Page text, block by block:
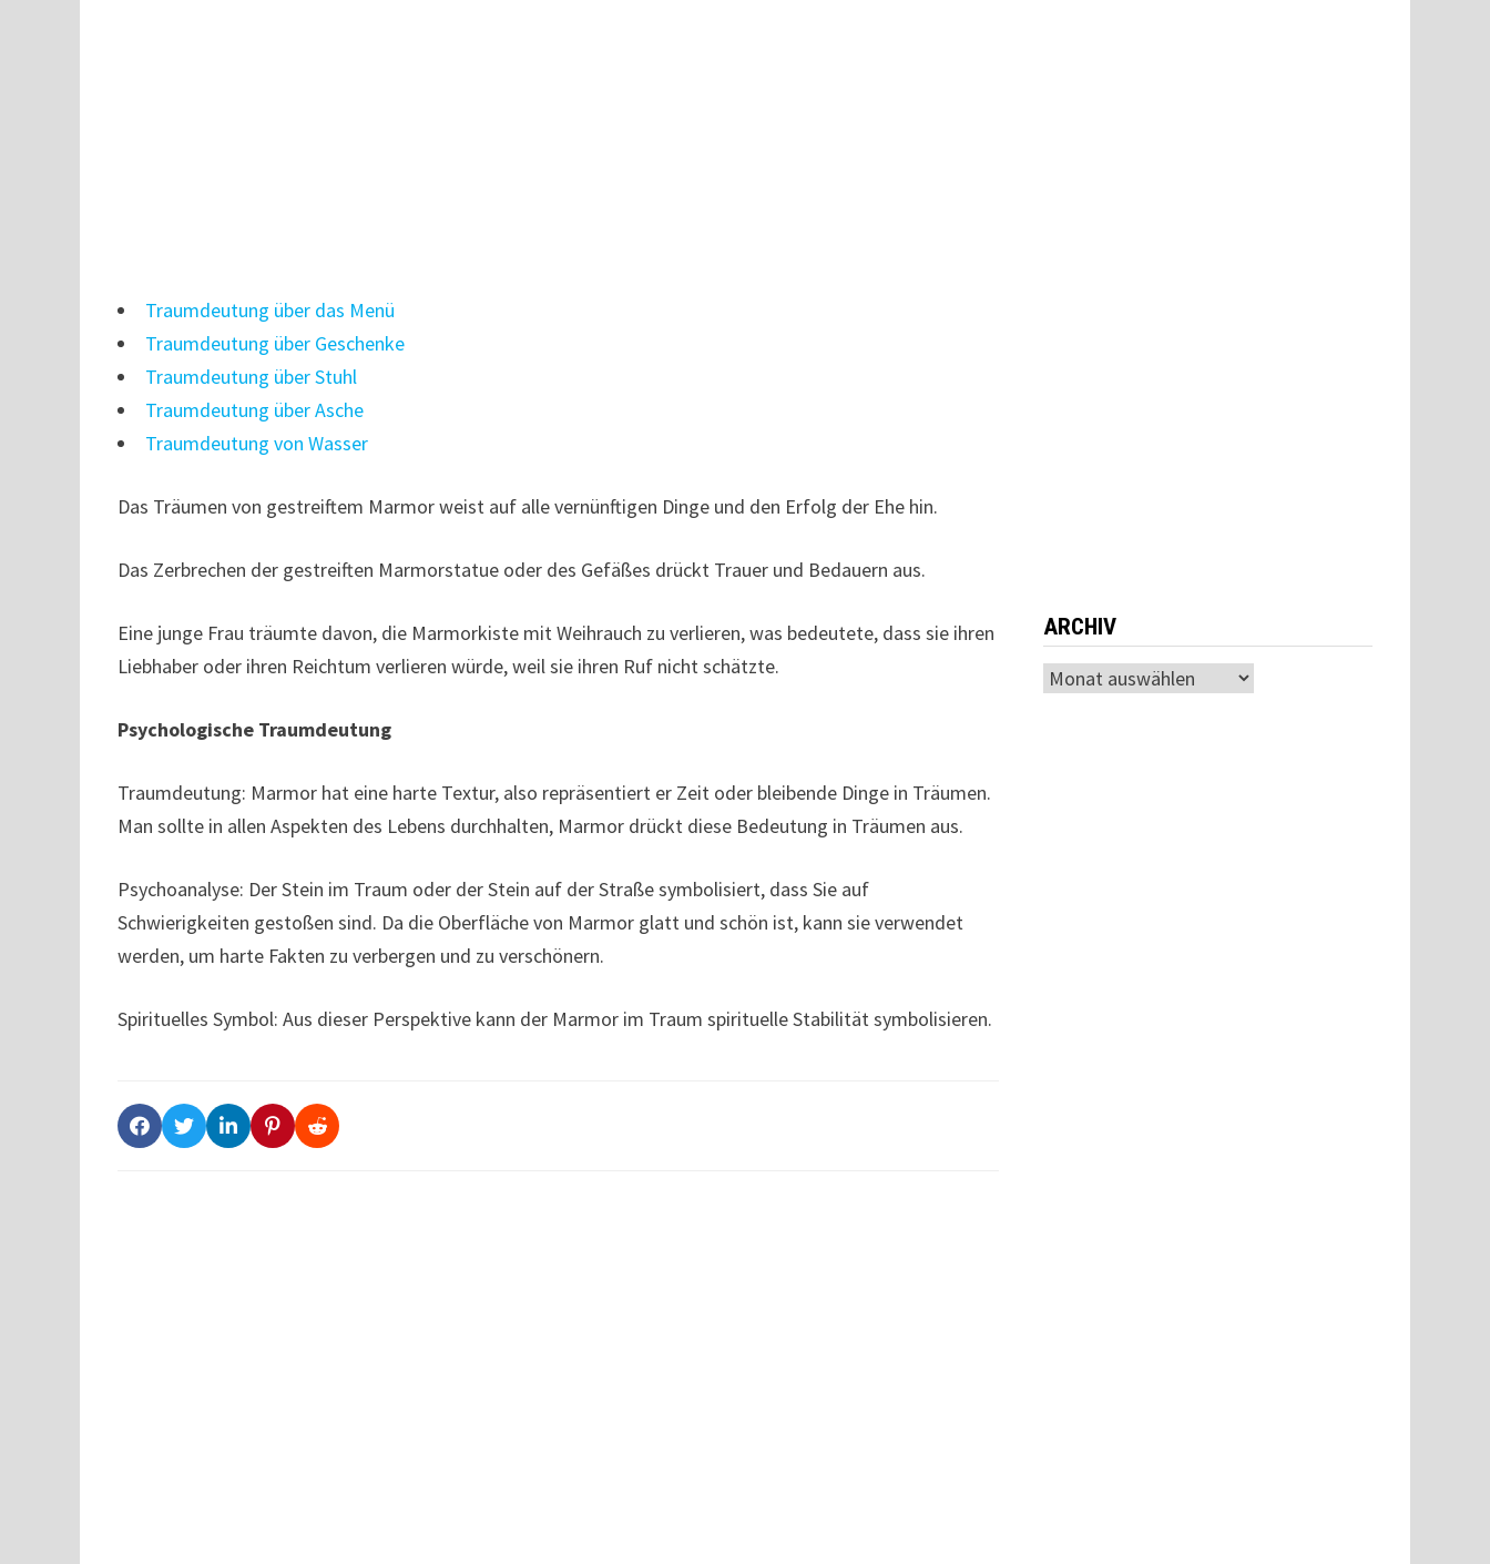
Traumdeutung über das Menü
Traumdeutung über Geschenke
Traumdeutung über Stuhl
Traumdeutung über Asche
Traumdeutung von Wasser
Das Träumen von gestreiftem Marmor weist auf alle vernünftigen Dinge und den Erfolg der Ehe hin.
Das Zerbrechen der gestreiften Marmorstatue oder des Gefäßes drückt Trauer und Bedauern aus.
Eine junge Frau träumte davon, die Marmorkiste mit Weihrauch zu verlieren, was bedeutete, dass sie ihren
Liebhaber oder ihren Reichtum verlieren würde, weil sie ihren Ruf nicht schätzte.
Psychologische Traumdeutung
Traumdeutung: Marmor hat eine harte Textur, also repräsentiert er Zeit oder bleibende Dinge in Träumen.
Man sollte in allen Aspekten des Lebens durchhalten, Marmor drückt diese Bedeutung in Träumen aus.
Psychoanalyse: Der Stein im Traum oder der Stein auf der Straße symbolisiert, dass Sie auf
Schwierigkeiten gestoßen sind. Da die Oberfläche von Marmor glatt und schön ist, kann sie verwendet
werden, um harte Fakten zu verbergen und zu verschönern.
Spirituelles Symbol: Aus dieser Perspektive kann der Marmor im Traum spirituelle Stabilität symbolisieren.
ARCHIV
Archiv